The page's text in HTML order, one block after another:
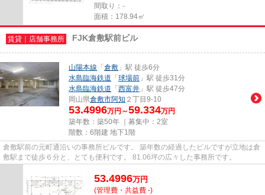
間取り：-
面積：178.94㎡
賃貸｜店舗事務所 FJK倉敷駅前ビル
山陽本線 「 倉敷 」駅 徒歩6分
水島臨海鉄道 「 球場前 」駅 徒歩31分
水島臨海鉄道 「 西富井 」駅 徒歩47分
岡山県倉敷市阿知 ２丁目9-10
53.4996万円～59.334万円
築年数：築50年 ｜募集中： 2室
階数：6階建 地下1階
倉敷駅前の元町通沿いの事務所ビルです。 築年数の経過したビルですが立地は倉
敷駅まで徒歩６分と、とても便利です。 81.06坪の広々した事務所です。
53.4996万円
(管理費・共益費 -)